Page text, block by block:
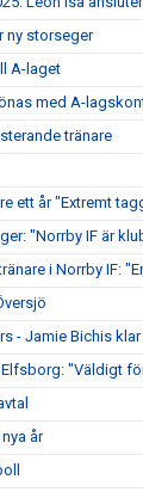
ny storseger
A-laget
med A-
tränare
ett år "Extremt
"Norrby IF är
i Norrby IF:
- Jamie Bichis
"Väldigt
år